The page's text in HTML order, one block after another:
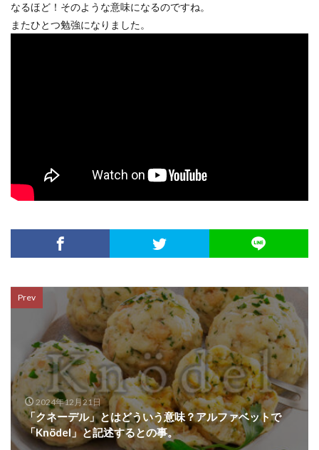
なるほど！そのような意味になるのですね。
またひとつ勉強になりました。
Prev
2024年12月21日
「クネーデル」とはどういう意味？アルファベットで
「Knödel」と記述するとの事。